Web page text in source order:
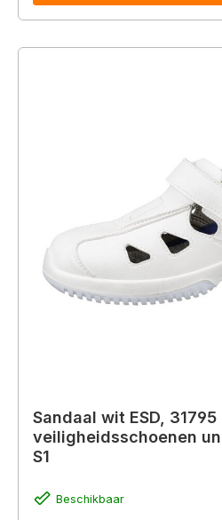
Sandaal wit ESD, 31795
veiligheidsschoenen
S1
Beschikbaar